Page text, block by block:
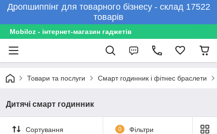
Дропшиппінг для товарного бізнесу - склад 17522
товарів
Mobiloz - інтернет-магазин гаджетів
Товари та послуги Смарт годинник і фітнес браслети
Дитячі смарт годинник
Сортування 0 Фільтри